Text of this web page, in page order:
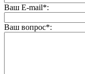
Ваш E-mail*:
Ваш вопрос*: